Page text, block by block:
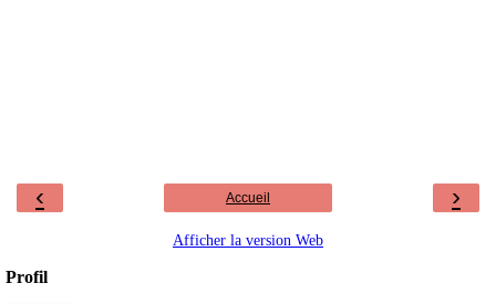
‹ ›
Accueil
Afficher la version Web
Profil